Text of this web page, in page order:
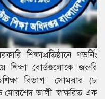
শিক্ষাপ্রতিষ্ঠানে গভর্নিং
শিক্ষা বোর্ডগুলোকে জরুরি
বিভাগ। সোমবার (৮
মোরশেদ আলী স্বাক্ষরিত এক